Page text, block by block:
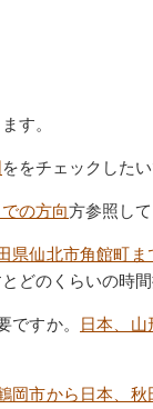
す。
ををチェックしたい
の方向方参照して
県仙北市角館町ま
どのくらいの時間
ですか。
日本、山
岡市から日本、